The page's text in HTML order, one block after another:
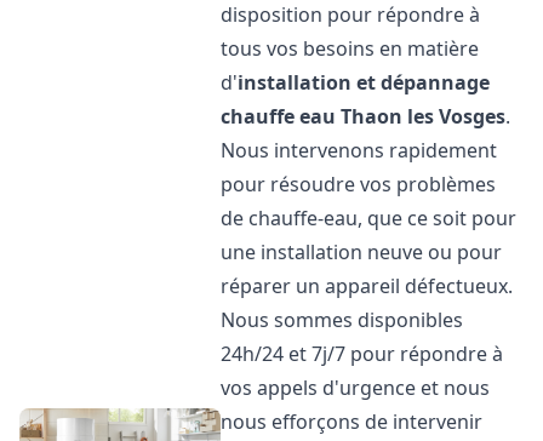
disposition pour répondre à
tous vos besoins en matière
d'installation et dépannage
chauffe eau Thaon les Vosges.
Nous intervenons rapidement
pour résoudre vos problèmes
de chauffe-eau, que ce soit pour
une installation neuve ou pour
réparer un appareil défectueux.
Nous sommes disponibles
24h/24 et 7j/7 pour répondre à
vos appels d'urgence et nous
nous efforçons de intervenir